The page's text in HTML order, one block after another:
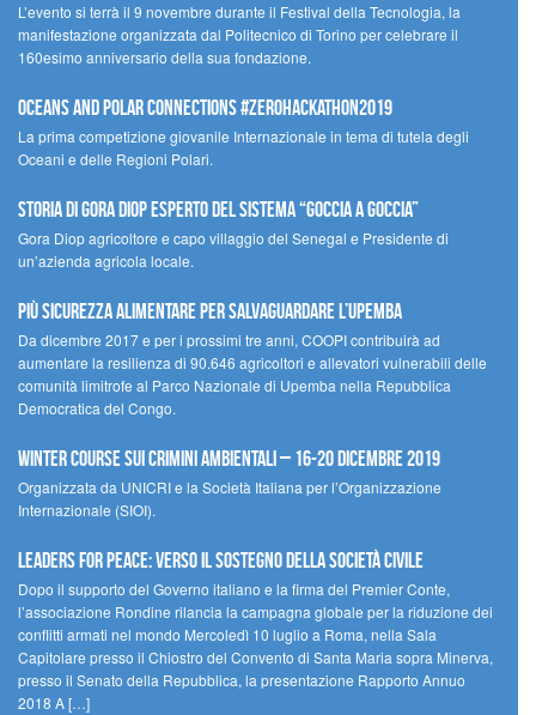
L’evento si terrà il 9 novembre durante il Festival della Tecnologia, la
manifestazione organizzata dal Politecnico di Torino per celebrare il
160esimo anniversario della sua fondazione.
Oceans and Polar Connections #ZEROHackathon2019
La prima competizione giovanile Internazionale in tema di tutela degli
Oceani e delle Regioni Polari.
STORIA DI GORA DIOP ESPERTO DEL SISTEMA “GOCCIA A GOCCIA”
Gora Diop agricoltore e capo villaggio del Senegal e Presidente di
un’azienda agricola locale.
Più sicurezza alimentare per salvaguardare l’Upemba
Da dicembre 2017 e per i prossimi tre anni, COOPI contribuirà ad
aumentare la resilienza di 90.646 agricoltori e allevatori vulnerabili delle
comunità limitrofe al Parco Nazionale di Upemba nella Repubblica
Democratica del Congo.
Winter Course sui Crimini Ambientali – 16-20 Dicembre 2019
Organizzata da UNICRI e la Società Italiana per l’Organizzazione
Internazionale (SIOI).
Leaders for peace: verso il sostegno della società civile
Dopo il supporto del Governo italiano e la firma del Premier Conte,
l’associazione Rondine rilancia la campagna globale per la riduzione dei
conflitti armati nel mondo Mercoledì 10 luglio a Roma, nella Sala
Capitolare presso il Chiostro del Convento di Santa Maria sopra Minerva,
presso il Senato della Repubblica, la presentazione Rapporto Annuo
2018 A […]